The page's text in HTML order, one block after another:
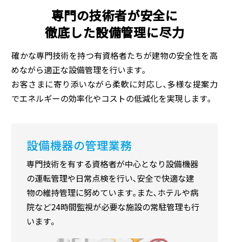
専門の技術者が安全に
徹底した設備管理に尽力
確かな専門技術を持つ有資格者たちが建物の安全性を高
めながら適正な設備管理を行います｡
お客さまに寄り添いながら柔軟に対応し､多様な提案力
でエネルギーの効率化やコストの低減化を実現します｡
設備機器の管理業務
専門技術を有する資格者が中心となり設備機器
の運転管理や日常点検を行い､安全で快適な建
物の維持管理に努めています｡また､ホテルや病
院など24時間監視が必要な施設の常駐管理も行
います｡